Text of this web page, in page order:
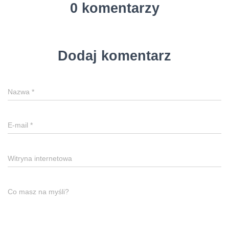
0 komentarzy
Dodaj komentarz
Nazwa *
E-mail *
Witryna internetowa
Co masz na myśli?